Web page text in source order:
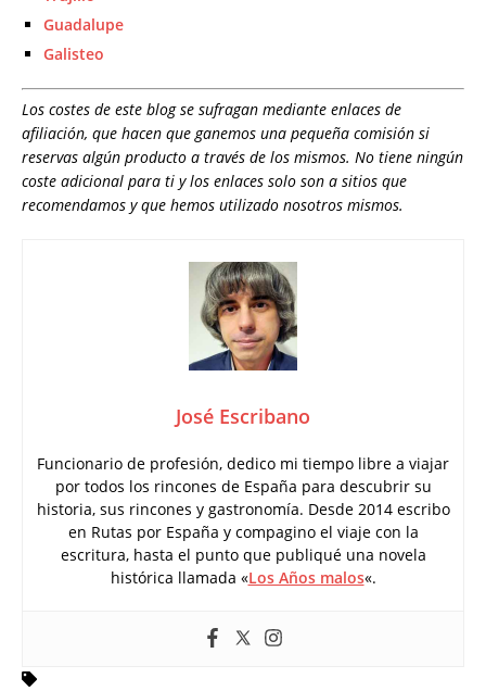
Guadalupe
Galisteo
Los costes de este blog se sufragan mediante enlaces de
afiliación, que hacen que ganemos una pequeña comisión si
reservas algún producto a través de los mismos. No tiene ningún
coste adicional para ti y los enlaces solo son a sitios que
recomendamos y que hemos utilizado nosotros mismos.
José Escribano
Funcionario de profesión, dedico mi tiempo libre a viajar
por todos los rincones de España para descubrir su
historia, sus rincones y gastronomía. Desde 2014 escribo
en Rutas por España y compagino el viaje con la
escritura, hasta el punto que publiqué una novela
histórica llamada «Los Años malos«.